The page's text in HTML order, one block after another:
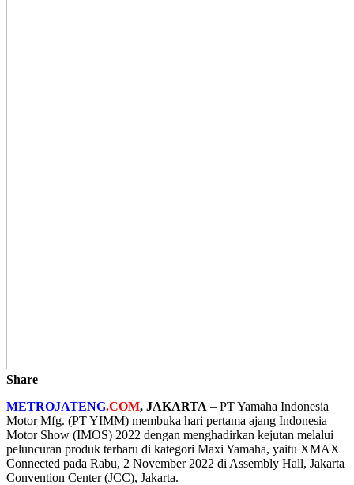
Share
METROJATENG.COM, JAKARTA – PT Yamaha Indonesia
Motor Mfg. (PT YIMM) membuka hari pertama ajang Indonesia
Motor Show (IMOS) 2022 dengan menghadirkan kejutan melalui
peluncuran produk terbaru di kategori Maxi Yamaha, yaitu XMAX
Connected pada Rabu, 2 November 2022 di Assembly Hall, Jakarta
Convention Center (JCC), Jakarta.